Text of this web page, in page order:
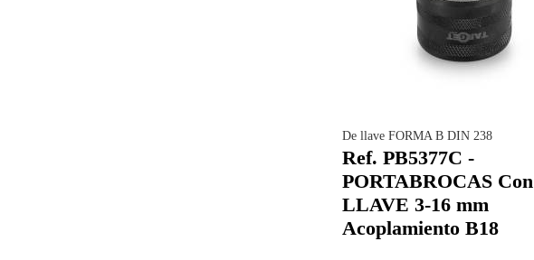
De llave FORMA B DIN 238
Ref. PB5377C -
PORTABROCAS Con
LLAVE 3-16 mm
Acoplamiento B18